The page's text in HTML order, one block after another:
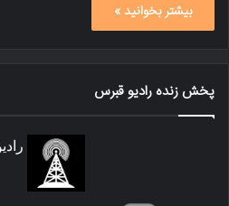
بیشتر بخوانید »
پخش زنده رادیو قبرس